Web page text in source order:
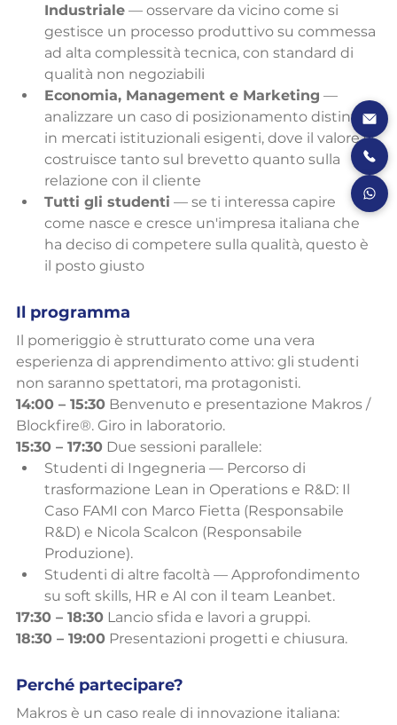
Industriale — osservare da vicino come si
gestisce un processo produttivo su commessa
ad alta complessità tecnica, con standard di
qualità non negoziabili
Economia, Management e Marketing —
analizzare un caso di posizionamento distintivo
in mercati istituzionali esigenti, dove il valore si
costruisce tanto sul brevetto quanto sulla
relazione con il cliente
Tutti gli studenti — se ti interessa capire
come nasce e cresce un'impresa italiana che
ha deciso di competere sulla qualità, questo è
il posto giusto
Il programma
Il pomeriggio è strutturato come una vera
esperienza di apprendimento attivo: gli studenti
non saranno spettatori, ma protagonisti.
14:00 – 15:30 Benvenuto e presentazione Makros /
Blockfire®. Giro in laboratorio.
15:30 – 17:30 Due sessioni parallele:
Studenti di Ingegneria — Percorso di
trasformazione Lean in Operations e R&D: Il
Caso FAMI con Marco Fietta (Responsabile
R&D) e Nicola Scalcon (Responsabile
Produzione).
Studenti di altre facoltà — Approfondimento
su soft skills, HR e AI con il team Leanbet.
17:30 – 18:30 Lancio sfida e lavori a gruppi.
18:30 – 19:00 Presentazioni progetti e chiusura.
Perché partecipare?
Makros è un caso reale di innovazione italiana: